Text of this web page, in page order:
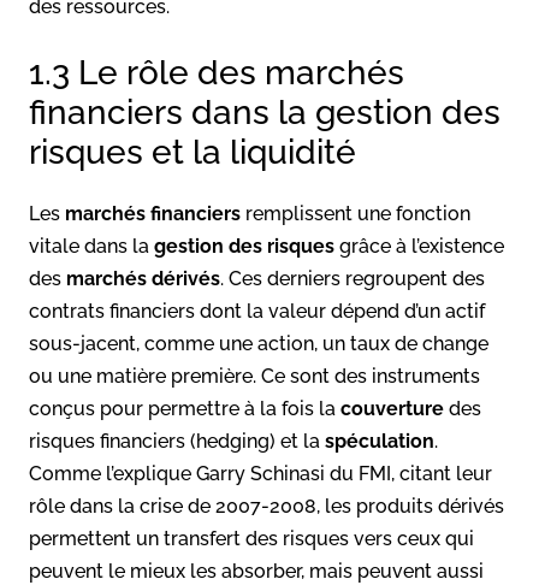
des ressources.
1.3 Le rôle des marchés
financiers dans la gestion des
risques et la liquidité
Les marchés financiers remplissent une fonction
vitale dans la gestion des risques grâce à l’existence
des marchés dérivés. Ces derniers regroupent des
contrats financiers dont la valeur dépend d’un actif
sous-jacent, comme une action, un taux de change
ou une matière première. Ce sont des instruments
conçus pour permettre à la fois la couverture des
risques financiers (hedging) et la spéculation.
Comme l’explique Garry Schinasi du FMI, citant leur
rôle dans la crise de 2007-2008, les produits dérivés
permettent un transfert des risques vers ceux qui
peuvent le mieux les absorber, mais peuvent aussi